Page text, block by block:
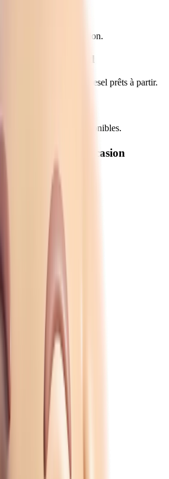
jusqu'à notre concession.
à Noisy-le-Grand
le-Grand. Véhicules diesel prêts à partir.
et LOA disponibles.
neuves et d'occasion
:
manuelle →
: